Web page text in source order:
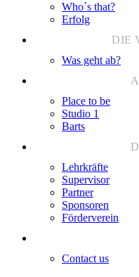
Who´s that?
Erfolg
Was geht ab?
Place to be
Studio 1
Barts
Lehrkräfte
Supervisor
Partner
Sponsoren
Förderverein
Contact us